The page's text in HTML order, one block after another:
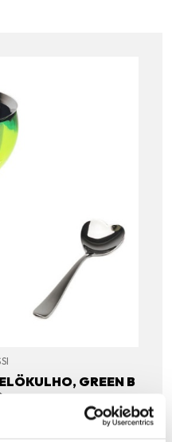
GREEN B
tuo hehkuvaa väriä